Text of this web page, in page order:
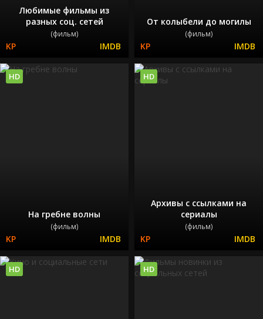
Любимые фильмы из
разных соц. сетей
(фильм)
От колыбели до могилы
(фильм)
На гребне волны
(фильм)
HD
Архивы с ссылками на
сериалы
(фильм)
HD
HD HD